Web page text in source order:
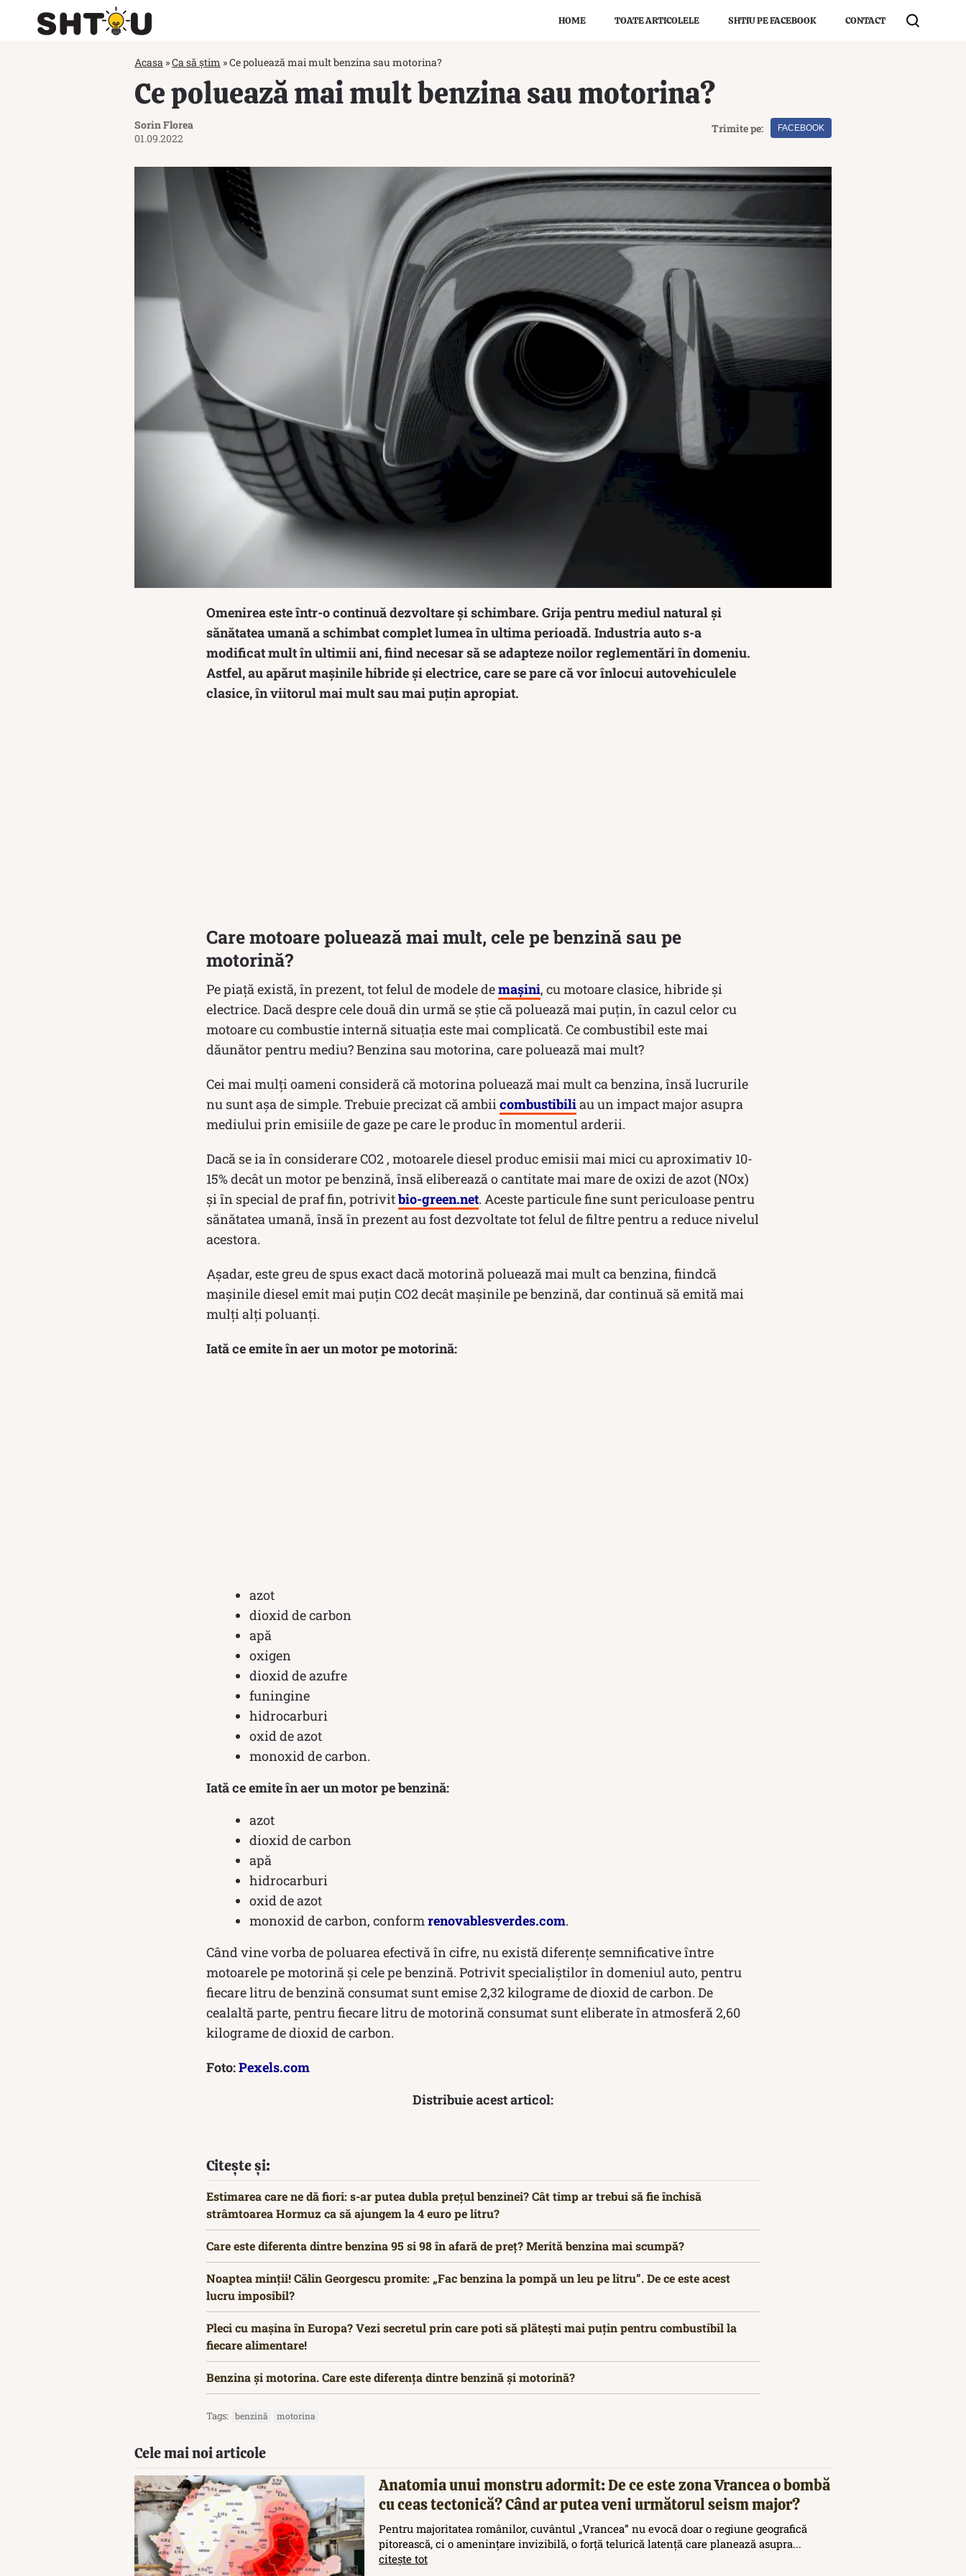
HOME TOATE ARTICOLELE SHTIU PE FACEBOOK CONTACT
Acasa »Ca să știm »Ce poluează mai mult benzina sau motorina?
Ce poluează mai mult benzina sau motorina?
Sorin Florea
01.09.2022
Trimite pe: FACEBOOK
Omenirea este într-o continuă dezvoltare și schimbare. Grija pentru mediul natural și
sănătatea umană a schimbat complet lumea în ultima perioadă. Industria auto s-a
modificat mult în ultimii ani, fiind necesar să se adapteze noilor reglementări în domeniu.
Astfel, au apărut mașinile hibride și electrice, care se pare că vor înlocui autovehiculele
clasice, în viitorul mai mult sau mai puțin apropiat.
Care motoare poluează mai mult, cele pe benzină sau pe
motorină?
Pe piață există, în prezent, tot felul de modele demașini, cu motoare clasice, hibride și
electrice. Dacă despre cele două din urmă se știe că poluează mai puțin, în cazul celor cu
motoare cu combustie internă situația este mai complicată. Ce combustibil este mai
dăunător pentru mediu? Benzina sau motorina, care poluează mai mult?
Cei mai mulți oameni consideră că motorina poluează mai mult ca benzina, însă lucrurile
nu sunt așa de simple. Trebuie precizat că ambiicombustibiliau un impact major asupra
mediului prin emisiile de gaze pe care le produc în momentul arderii.
Dacă se ia în considerare CO2 , motoarele diesel produc emisii mai mici cu aproximativ 10-
15% decât un motor pe benzină, însă eliberează o cantitate mai mare de oxizi de azot (NOx)
și în special de praf fin, potrivitbio-green.net. Aceste particule fine sunt periculoase pentru
sănătatea umană, însă în prezent au fost dezvoltate tot felul de filtre pentru a reduce nivelul
acestora.
Așadar, este greu de spus exact dacă motorină poluează mai mult ca benzina, fiindcă
mașinile diesel emit mai puțin CO2 decât mașinile pe benzină, dar continuă să emită mai
mulți alți poluanți.
Iată ce emite în aer un motor pe motorină:
azot
dioxid de carbon
apă
oxigen
dioxid de azufre
funingine
hidrocarburi
oxid de azot
monoxid de carbon.
Iată ce emite în aer un motor pe benzină:
azot
dioxid de carbon
apă
hidrocarburi
oxid de azot
monoxid de carbon, conformrenovablesverdes.com.
Când vine vorba de poluarea efectivă în cifre, nu există diferențe semnificative între
motoarele pe motorină și cele pe benzină. Potrivit specialiștilor în domeniul auto, pentru
fiecare litru de benzină consumat sunt emise 2,32 kilograme de dioxid de carbon. De
cealaltă parte, pentru fiecare litru de motorină consumat sunt eliberate în atmosferă 2,60
kilograme de dioxid de carbon.
Foto:Pexels.com
Distribuie acest articol:
Citește și:
Estimarea care ne dă fiori: s-ar putea dubla prețul benzinei? Cât timp ar trebui să fie închisă
strâmtoarea Hormuz ca să ajungem la 4 euro pe litru?
Care este diferenta dintre benzina 95 si 98 în afară de preț? Merită benzina mai scumpă?
Noaptea minții! Călin Georgescu promite: „Fac benzina la pompă un leu pe litru”. De ce este acest
lucru imposibil?
Pleci cu mașina în Europa? Vezi secretul prin care poti să plătești mai puțin pentru combustibil la
fiecare alimentare!
Benzina și motorina. Care este diferența dintre benzină și motorină?
Tags: benzină motorina
Cele mai noi articole
Anatomia unui monstru adormit: De ce este zona Vrancea o bombă
cu ceas tectonică? Când ar putea veni următorul seism major?
Pentru majoritatea românilor, cuvântul „Vrancea” nu evocă doar o regiune geografică
pitorească, ci o amenințare invizibilă, o forță telurică latență care planează asupra...
citește tot